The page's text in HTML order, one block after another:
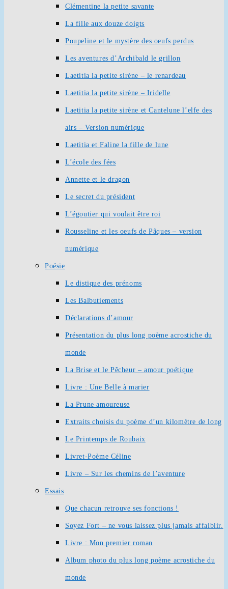
Clémentine la petite savante
La fille aux douze doigts
Poupeline et le mystère des oeufs perdus
Les aventures d’Archibald le grillon
Laetitia la petite sirène – le renardeau
Laetitia la petite sirène – Iridelle
Laetitia la petite sirène et Cantelune l’elfe des
airs – Version numérique
Laetitia et Faline la fille de lune
L’école des fées
Annette et le dragon
Le secret du président
L’égoutier qui voulait être roi
Rousseline et les oeufs de Pâques – version
numérique
Poésie
Le distique des prénoms
Les Balbutiements
Déclarations d’amour
Présentation du plus long poème acrostiche du
monde
La Brise et le Pêcheur – amour poétique
Livre : Une Belle à marier
La Prune amoureuse
Extraits choisis du poème d’un kilomètre de long
Le Printemps de Roubaix
Livret-Poème Céline
Livre – Sur les chemins de l’aventure
Essais
Que chacun retrouve ses fonctions !
Soyez Fort – ne vous laissez plus jamais affaiblir.
Livre : Mon premier roman
Album photo du plus long poème acrostiche du
monde